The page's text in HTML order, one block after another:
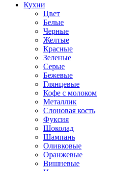
Кухни
Цвет
Белые
Черные
Желтые
Красные
Зеленые
Серые
Бежевые
Глянцевые
Кофе с молоком
Металлик
Слоновая кость
Фуксия
Шоколад
Шампань
Оливковые
Оранжевые
Вишневые